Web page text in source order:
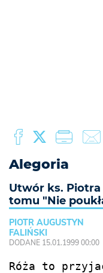
Alegoria
Utwór ks.
tomu "Nie
PIOTR AUGUSTYN
FALIŃSKI
DODANE 15.01.1999 00:00
Róża to